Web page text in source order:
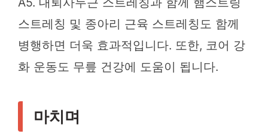
스트레칭 및 종아리 근육 스트레칭도 함께
병행하면 더욱 효과적입니다. 또한, 코어 강
화 운동도 무릎 건강에 도움이 됩니다.
마치며